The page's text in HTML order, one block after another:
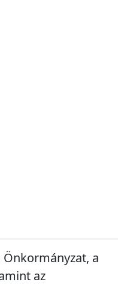
Önkormányzat, a
az